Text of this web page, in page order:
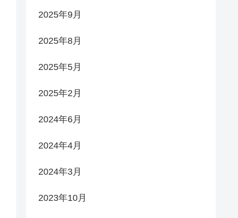
2025年9月
2025年8月
2025年5月
2025年2月
2024年6月
2024年4月
2024年3月
2023年10月